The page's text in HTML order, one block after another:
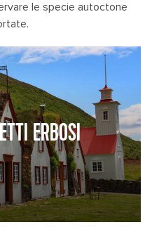
le specie autoctone
ERBOSI